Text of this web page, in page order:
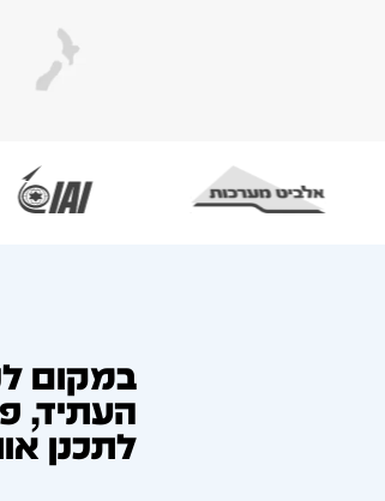
במקום
העתיד,
לתכנן